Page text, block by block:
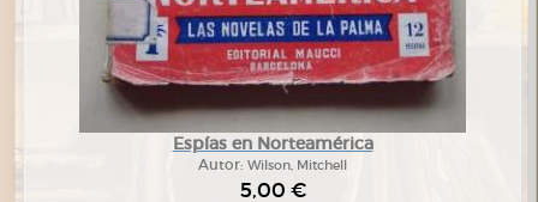
Espías en Norteamérica
Autor: Wilson, Mitchell
5,00 €